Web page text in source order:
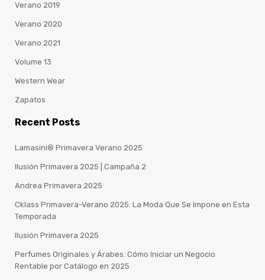
Verano 2019
Verano 2020
Verano 2021
Volume 13
Western Wear
Zapatos
Recent Posts
Lamasini® Primavera Verano 2025
Ilusión Primavera 2025 | Campaña 2
Andrea Primavera 2025
Cklass Primavera-Verano 2025: La Moda Que Se Impone en Esta
Temporada
Ilusión Primavera 2025
Perfumes Originales y Árabes: Cómo Iniciar un Negocio
Rentable por Catálogo en 2025